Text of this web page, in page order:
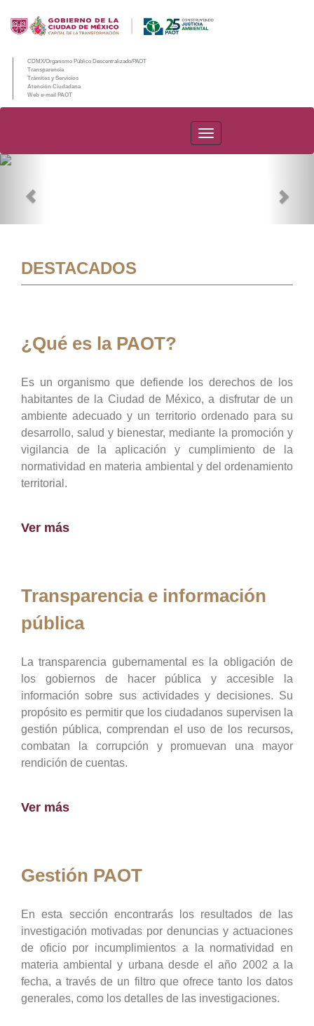
CDMX/Organismo Público Descentralizado/PAOT
Transparencia
Trámites y Servicios
Atención Ciudadana
Web e-mail PAOT
PAOT
DESTACADOS
¿Qué es la PAOT?
Es un organismo que defiende los derechos de los
habitantes de la Ciudad de México, a disfrutar de un
ambiente adecuado y un territorio ordenado para su
desarrollo, salud y bienestar, mediante la promoción y
vigilancia de la aplicación y cumplimiento de la
normatividad en materia ambiental y del ordenamiento
territorial.
Ver más
Transparencia e información
pública
La transparencia gubernamental es la obligación de
los gobiernos de hacer pública y accesible la
información sobre sus actividades y decisiones. Su
propósito es permitir que los ciudadanos supervisen la
gestión pública, comprendan el uso de los recursos,
combatan la corrupción y promuevan una mayor
rendición de cuentas.
Ver más
Gestión PAOT
En esta sección encontrarás los resultados de las
investigación motivadas por denuncias y actuaciones
de oficio por incumplimientos a la normatividad en
materia ambiental y urbana desde el año 2002 a la
fecha, a través de un filtro que ofrece tanto los datos
generales, como los detalles de las investigaciones.